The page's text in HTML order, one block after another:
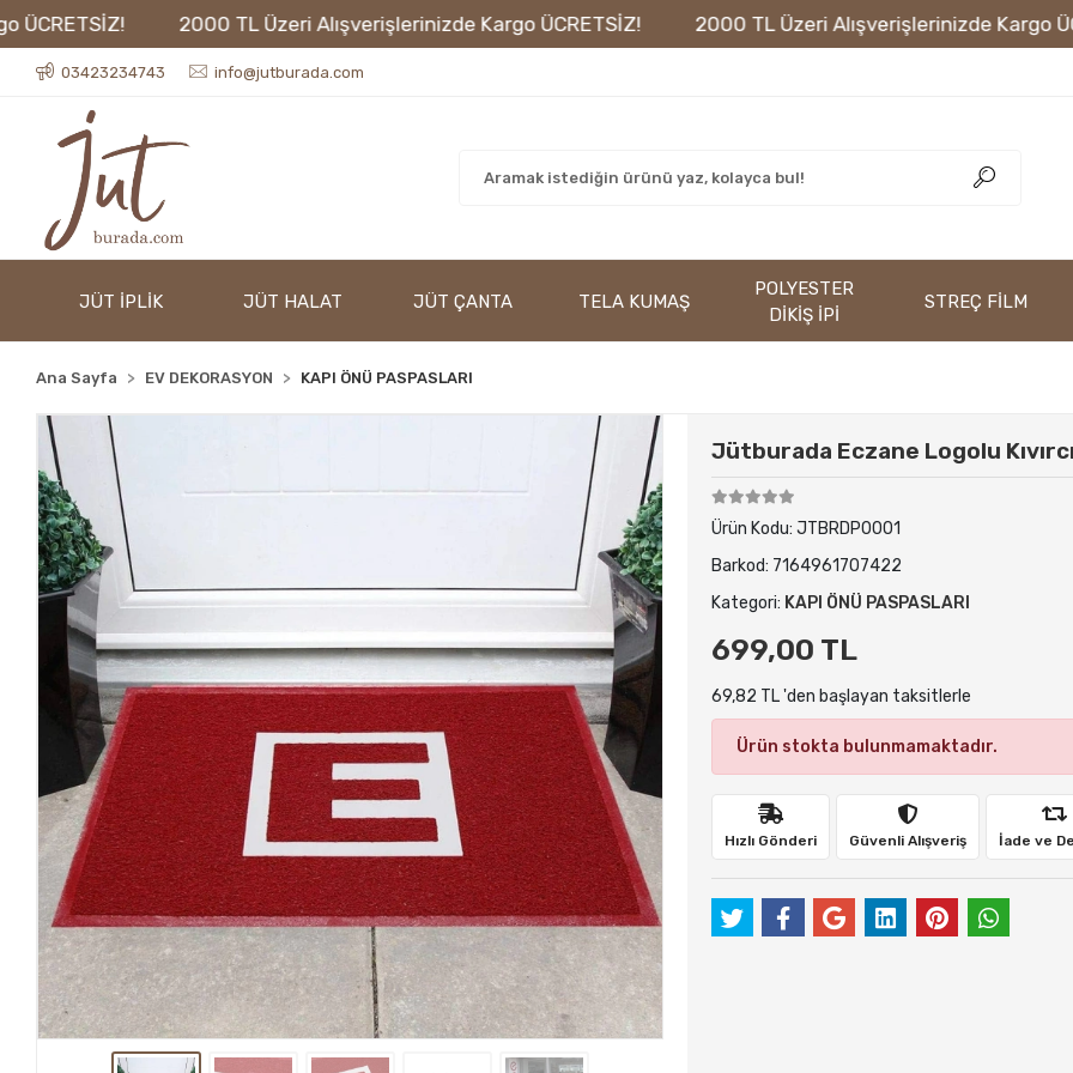
2000 TL Üzeri Alışverişlerinizde Kargo ÜCRETSİZ! 2000 TL Üzeri Alışverişlerinizde Kargo
03423234743 info@jutburada.com
JÜT İPLİK JÜT HALAT JÜT ÇANTA TELA KUMAŞ
POLYESTER
DİKİŞ İPİ
STREÇ FİLM
Ana Sayfa EV DEKORASYON KAPI ÖNÜ PASPASLARI
Jütburada Eczane Logolu
Ürün Kodu: JTBRDP0001
Barkod: 7164961707422
Kategori: KAPI ÖNÜ PASPASLARI
699,00 TL
69,82 TL 'den başlayan taksitlerle
Ürün stokta bulunmamaktadır.
Hızlı Gönderi Güvenli Alışveriş İade ve